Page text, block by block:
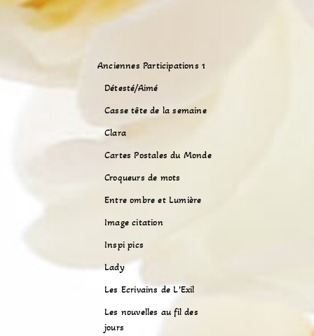
Anciennes Participations 1
Détesté/Aimé
Casse tête de la semaine
Clara
Cartes Postales du Monde
Croqueurs de mots
Entre ombre et Lumière
Image citation
Inspi pics
Lady
Les Ecrivains de L’Exil
Les nouvelles au fil des
jours